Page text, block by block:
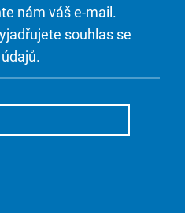
nám váš e-mail.
souhlas se